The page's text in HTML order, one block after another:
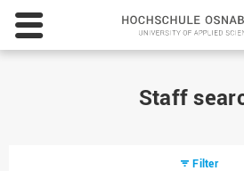
Staff
Filter